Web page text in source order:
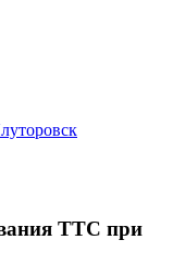
ТТС при